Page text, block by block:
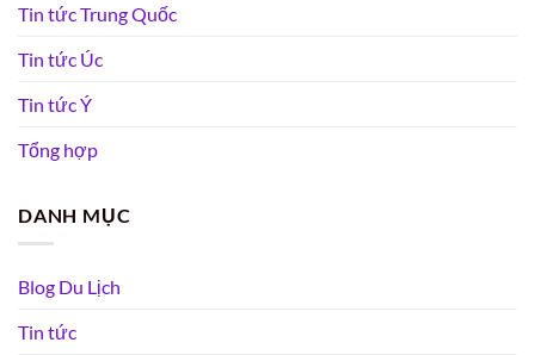
Tin tức Trung Quốc
Tin tức Úc
Tin tức Ý
Tổng hợp
DANH MỤC
Blog Du Lịch
Tin tức